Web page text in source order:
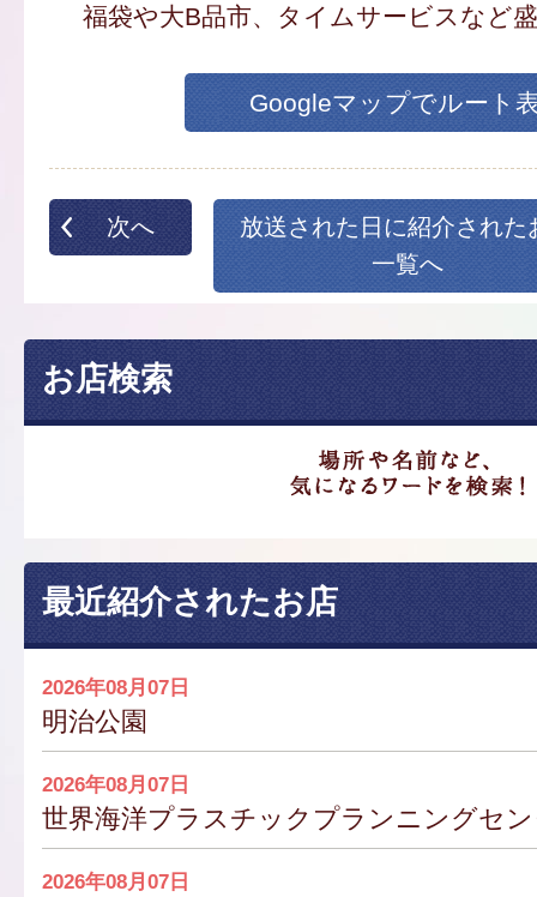
福袋や大B品市、タイムサービスなど
Googleマップでルート
次へ
放送された日に紹介された
一覧へ
お店検索
最近紹介されたお店
2026年08月07日
明治公園
2026年08月07日
世界海洋プラスチックプランニングセ
2026年08月07日